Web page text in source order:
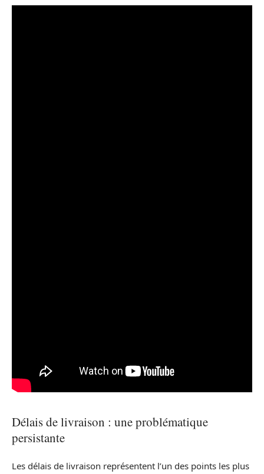
Délais de livraison : une problématique
persistante
Les délais de livraison représentent l’un des points les plus